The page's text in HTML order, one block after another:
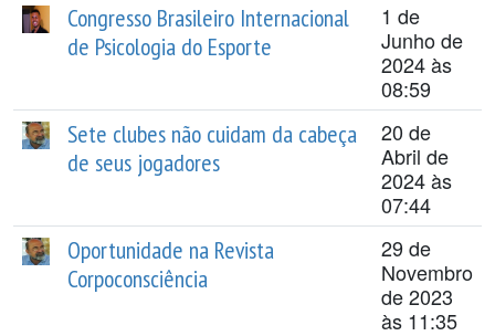
Congresso Brasileiro Internacional
de Psicologia do Esporte
1 de
Junho de
2024 às
08:59
Sete clubes não cuidam da cabeça
de seus jogadores
20 de
Abril de
2024 às
07:44
Oportunidade na Revista
Corpoconsciência
29 de
Novembro
de 2023
às 11:35